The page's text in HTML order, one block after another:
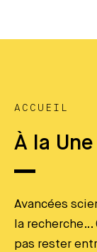
ACCUEIL
À la Une
Avancées
la recherche…
pas rester